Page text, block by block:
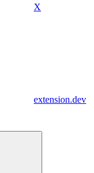
X
extension.dev